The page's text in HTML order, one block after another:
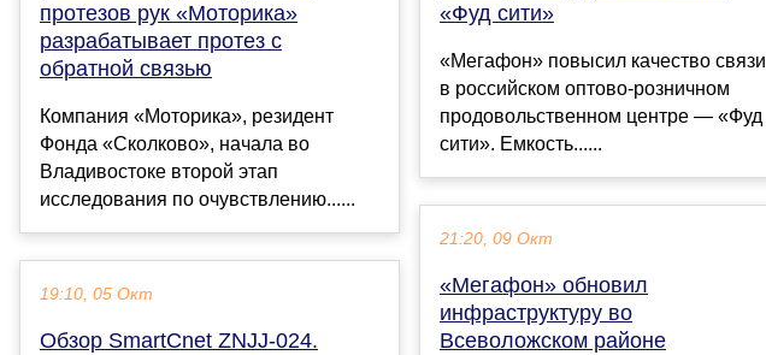
протезов рук «Моторика»
разрабатывает протез с
обратной связью
Компания «Моторика», резидент
Фонда «Сколково», начала во
Владивостоке второй этап
исследования по очувствлению......
19:10, 05 Окт
Обзор SmartCnet ZNJJ-024.
«Фуд сити»
«Мегафон» повысил качество связи
в российском оптово-розничном
продовольственном центре — «Фуд
сити». Емкость......
21:20, 09 Окт
«Мегафон» обновил
инфраструктуру во
Всеволожском районе